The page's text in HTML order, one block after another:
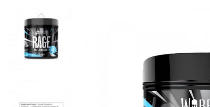
Produktbilder Rage PWO, 392 g